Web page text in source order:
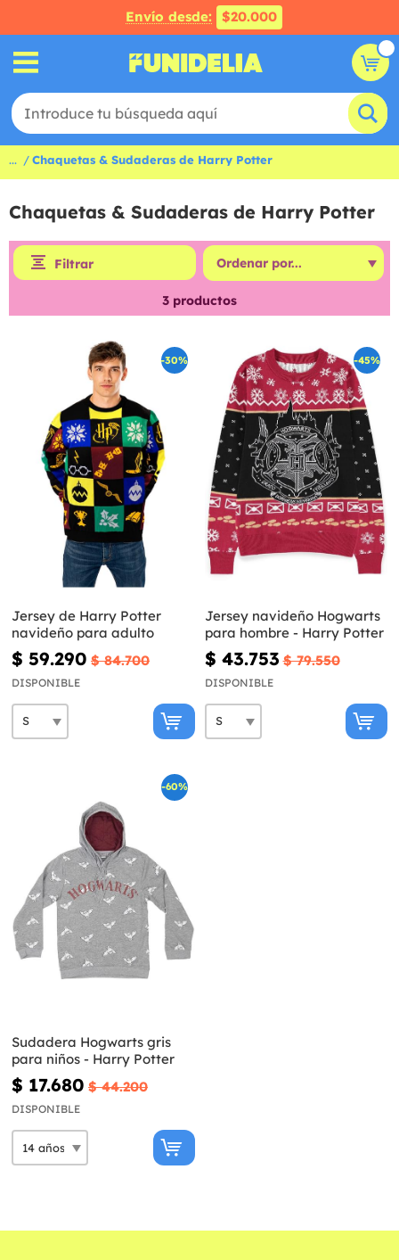
Envío desde: $20.000
... Chaquetas & Sudaderas de Harry Potter
Chaquetas & Sudaderas de Harry Potter
Filtrar
3 productos
-30%
Jersey de Harry Potter
navideño para adulto
$ 59.290 $ 84.700
DISPONIBLE
-45%
Jersey navideño Hogwarts
para hombre - Harry Potter
$ 43.753 $ 79.550
DISPONIBLE
-60%
Sudadera Hogwarts gris
para niños - Harry Potter
$ 17.680 $ 44.200
DISPONIBLE